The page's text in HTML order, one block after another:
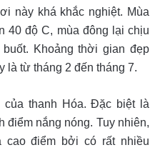
này khá khắc nghiệt. Mùa
40 độ C, mùa đông lại chịu
Khoảng thời gian đẹp
là từ tháng 2 đến tháng 7.
thanh Hóa. Đặc biệt là
điểm nắng nóng. Tuy nhiên,
cao điểm bởi có rất nhiều